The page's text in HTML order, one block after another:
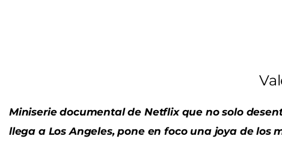
Miniserie documental de Netflix que no solo
llega a Los Angeles, pone en foco una joya de los